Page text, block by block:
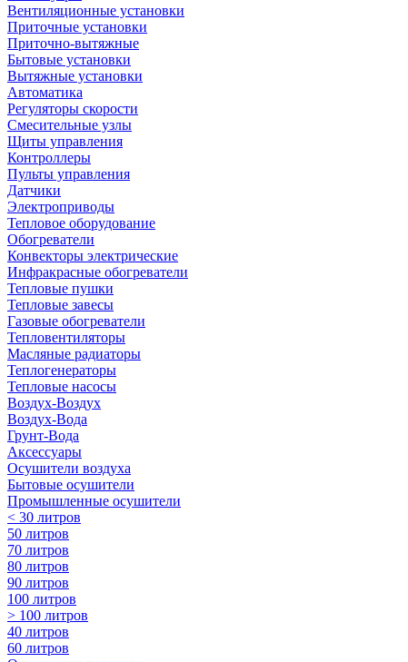
Вентиляционные установки
Приточные установки
Приточно-вытяжные
Бытовые установки
Вытяжные установки
Автоматика
Регуляторы скорости
Смесительные узлы
Щиты управления
Контроллеры
Пульты управления
Датчики
Электроприводы
Тепловое оборудование
Обогреватели
Конвекторы электрические
Инфракрасные обогреватели
Тепловые пушки
Тепловые завесы
Газовые обогреватели
Тепловентиляторы
Масляные радиаторы
Теплогенераторы
Тепловые насосы
Воздух-Воздух
Воздух-Вода
Грунт-Вода
Аксессуары
Осушители воздуха
Бытовые осушители
Промышленные осушители
< 30 литров
50 литров
70 литров
80 литров
90 литров
100 литров
> 100 литров
40 литров
60 литров